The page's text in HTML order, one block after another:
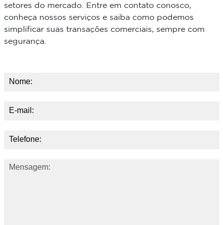
setores do mercado. Entre em contato conosco,
conheça nossos serviços e saiba como podemos
simplificar suas transações comerciais, sempre com
segurança.